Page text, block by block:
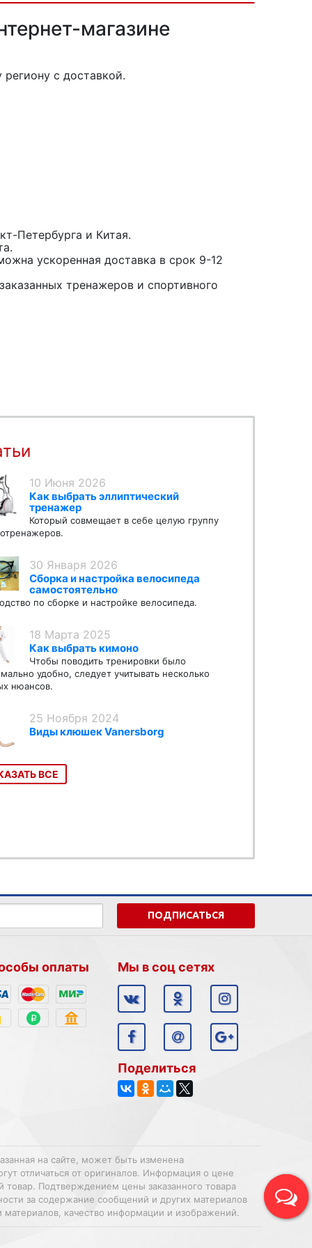
магазине
с доставкой.
Петербурга и Китая.
ускоренная доставка в срок 9-12
тренажеров и спортивного
10 Июня 2026
Как выбрать эллиптический
тренажер
Который совмещает в себе целую группу
30 Января 2026
Сборка и настройка велосипеда
самостоятельно
по сборке и настройке велосипеда.
18 Марта 2025
Как выбрать кимоно
Чтобы поводить тренировки было
удобно, следует учитывать несколько
нюансов.
25 Ноября 2024
Виды клюшек Vanersborg
ВСЕ
ПОДПИСАТЬСЯ
оплаты Мы в соц сетях
Поделиться
на сайте, может быть изменена
отличаться от оригиналов. Информация о цене
товар. Подтверждением цены заказанного товара
за содержание сообщений и других материалов
качество информации и изображений.